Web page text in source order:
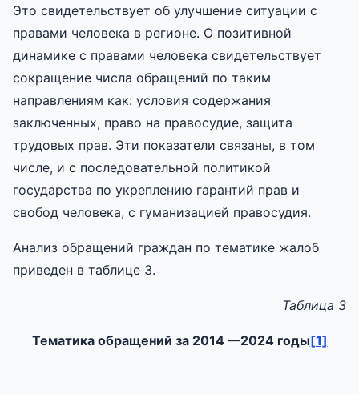
Это свидетельствует об улучшение ситуации с
правами человека в регионе. О позитивной
динамике с правами человека свидетельствует
сокращение числа обращений по таким
направлениям как: условия содержания
заключенных, право на правосудие, защита
трудовых прав. Эти показатели связаны, в том
числе, и с последовательной политикой
государства по укреплению гарантий прав и
свобод человека, с гуманизацией правосудия.
Анализ обращений граждан по тематике жалоб
приведен в таблице 3.
Таблица 3
Тематика обращений за 2014 —2024годы[1]